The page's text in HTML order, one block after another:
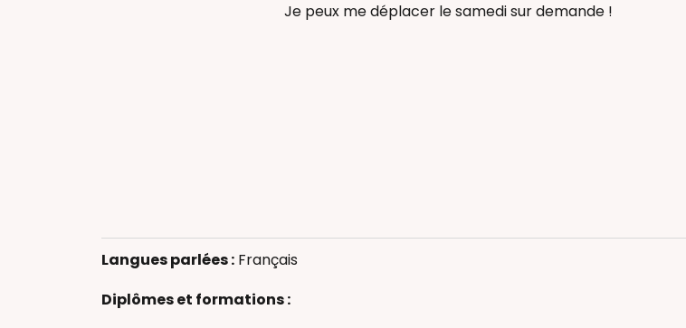
Je peux me déplacer le samedi sur demande !
Langues parlées : Français
Diplômes et formations :